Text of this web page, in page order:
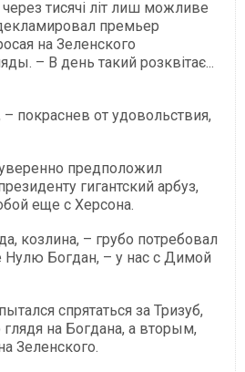
тисячі літ лиш можливе
премьер
на Зеленского
– В день такий розквітає...
покраснев от удовольствия,
предположил
гигантский арбуз,
еще с Херсона.
козлина, – грубо потребовал
Нулю Богдан, – у нас с Димой
спрятаться за Тризуб,
на Богдана, а вторым,
Зеленского.